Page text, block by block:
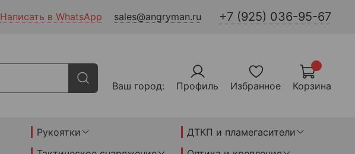
Написать в WhatsApp sales@angryman.ru +7 (925) 036-95-67
Ваш город: Профиль Избранное Корзина
Рукоятки
ДТКП и пламегасители